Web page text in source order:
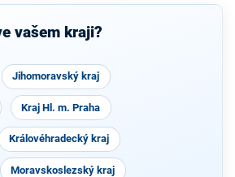
vašem kraji?
Jihomoravský kraj
Kraj Hl. m. Praha
Královéhradecký kraj
Moravskoslezský kraj